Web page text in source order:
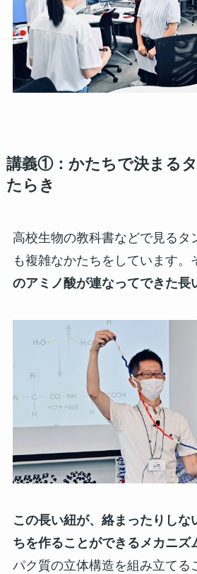
講義①：かたちで決まる
たらき
高校生物の教科書などで見るタ
も複雑なかたちをしています。
のアミノ酸が連なってできた長
この長い紐が、絡まったりしな
ちを作ることができるメカニズ
パク質の立体構造を組み立てる